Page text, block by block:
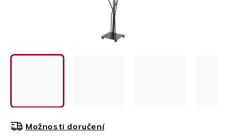
Možnosti doručení